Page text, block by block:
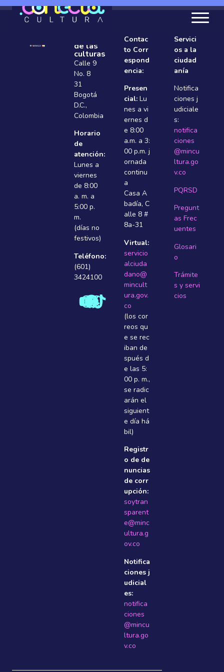
de las
culturas
Calle 9
No. 8
31
Bogotá
D.C.,
Colombia
Horario
de
atención:
Lunes a
viernes
de 8:00
a. m. a
5:00 p.
m.
(días no
festivos)
Teléfono:
(601)
3424100
Contac
to Corr
espond
encia:
Presen
cial: Lu
nes a vi
ernes d
e 8:00
a.m. a 3:
00 p.m. j
ornada
continu
a
Casa A
badí­a, C
alle 8 #
8a-31
Virtual:
servicio
alciuda
dano@
mincult
ura.gov.
co
(los cor
reos qu
e se rec
iban de
spués d
e las 5:
00 p. m.,
se radic
arán el
siguient
e dí­a há
bil)
Registr
o de de
nuncias
de corr
upción:
soytran
sparent
e@minc
ultura.g
ov.co
Notifica
ciones j
udicial
es:
notifica
ciones
@mincu
ltura.go
v.co
Servici
os a la
ciudad
anía
Notifica
ciones j
udiciale
s:
notifica
ciones
@mincu
ltura.go
v.co
PQRSD
Pregunt
as Frec
uentes
Glosari
o
Trámite
s y servi
cios